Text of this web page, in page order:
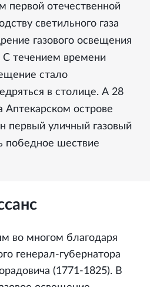
первой отечественной
светильного газа
газового освещения
С течением времени
стало
в столице. А 28
Аптекарском острове
уличный газовый
победное шествие
во многом благодаря
генерал-губернатора
(1771-1825). В